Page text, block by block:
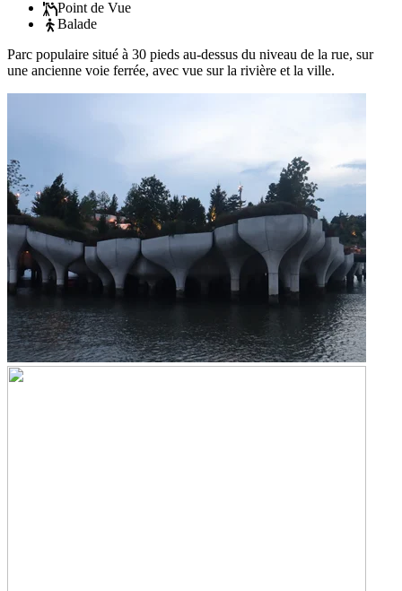
Point de Vue
Balade
Parc populaire situé à 30 pieds au-dessus du niveau de la rue, sur
une ancienne voie ferrée, avec vue sur la rivière et la ville.